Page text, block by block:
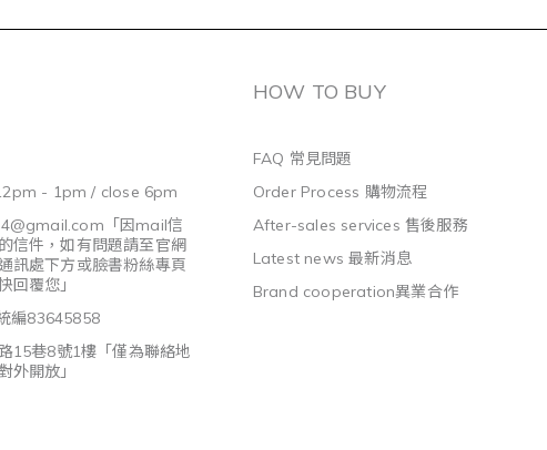
- 1pm / close 6pm
「因mail信
信件，如有問題請至官網
訊處下方或臉書粉絲專頁
回覆您」
編83645858
15巷8號1樓「僅為聯絡地
外開放」
HOW TO BUY
FAQ 常見問題
Order Process 購物流程
After-sales services 售後服務
Latest news 最新消息
Brand cooperation異業合作